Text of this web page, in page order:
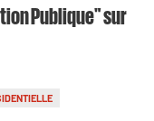
Publique" sur